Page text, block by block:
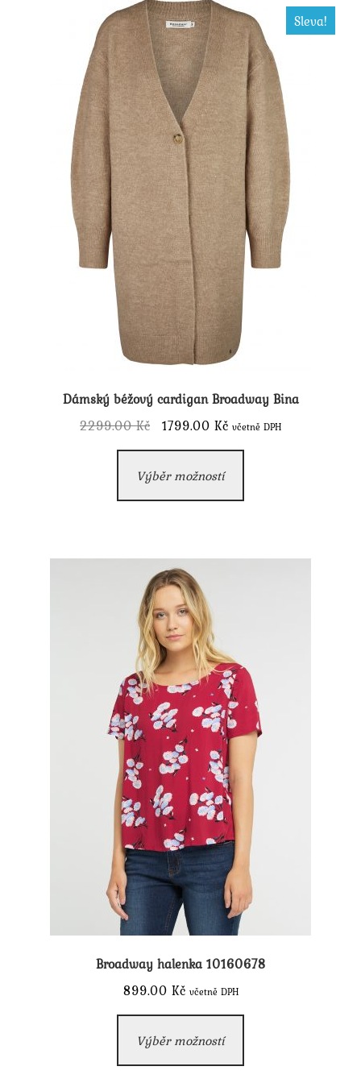
Dámský béžový cardigan Broadway Bina
Sleva!
2299.00Kč
Původní
cena
byla:
1799.00 KčAktuální
cena
včetně DPH
Výběr možností
má
stránce
produktu
Broadway halenka 10160678
899.00 Kč včetně DPH
Výběr možností
má